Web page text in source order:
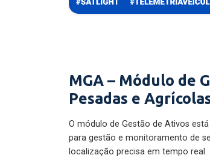
MGA – Módulo de
Pesadas e
O módulo de Gestão de Ativos
para gestão e monitoramento de
localização precisa em tempo real.